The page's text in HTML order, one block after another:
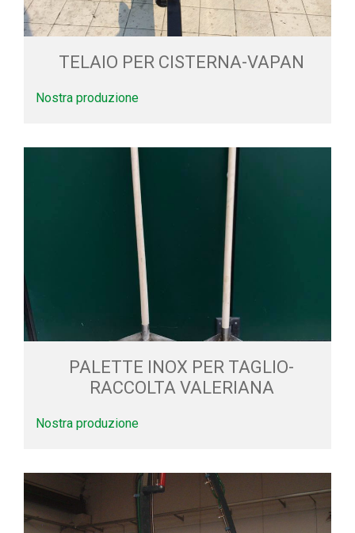
TELAIO PER CISTERNA-VAPAN
Nostra produzione
PALETTE INOX PER TAGLIO-
RACCOLTA VALERIANA
Nostra produzione